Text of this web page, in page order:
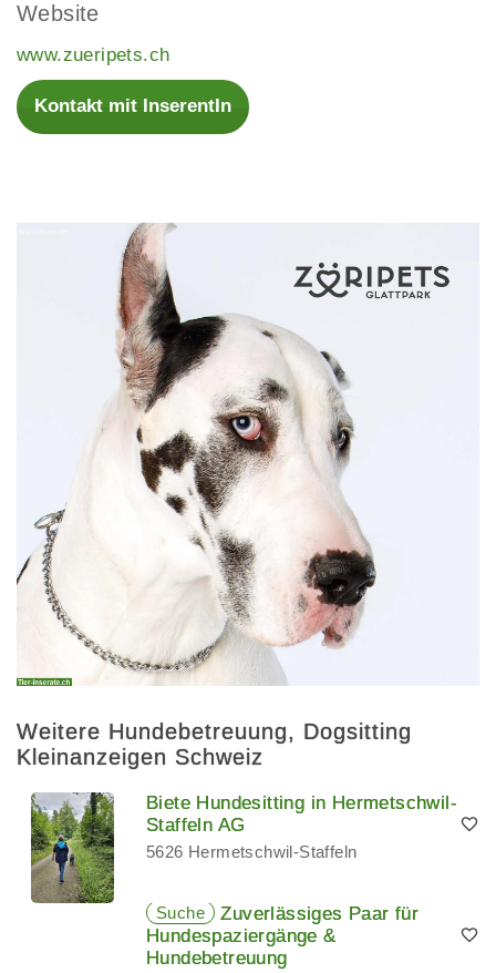
Website
www.zueripets.ch
Kontakt mit InserentIn
Weitere Hundebetreuung, Dogsitting
Kleinanzeigen Schweiz
Biete Hundesitting in Hermetschwil-
Staffeln AG
5626 Hermetschwil-Staffeln
Suche
Zuverlässiges Paar für
Hundespaziergänge &
Hundebetreuung